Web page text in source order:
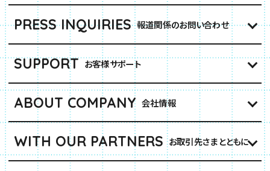
PRESS INQUIRIES 報道関係のお問い合わせ
SUPPORT お客様サポート
ABOUT COMPANY 会社情報
WITH OUR PARTNERS お取引先さまとともに